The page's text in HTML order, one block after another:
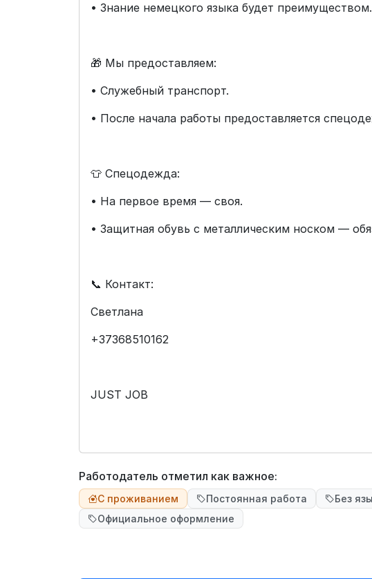
• Знание немецкого языка будет преимуществом.
🎁 Мы предоставляем:
• Служебный транспорт.
• После начала работы предоставляется
👕 Спецодежда:
• На первое время — своя.
• Защитная обувь с металлическим носком —
📞 Контакт:
Светлана
+37368510162
JUST JOB
Работодатель отметил как важное:
С проживанием Постоянная работа Без
Официальное оформление